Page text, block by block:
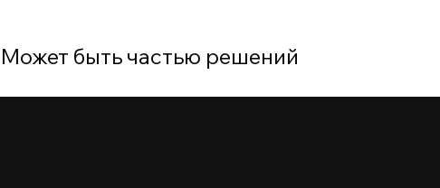
Может быть частью решений